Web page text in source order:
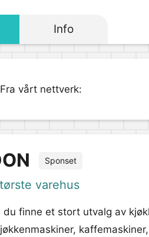
Info
Fra vårt nettverk:
Sponset
varehus
du finne et stort utvalg av